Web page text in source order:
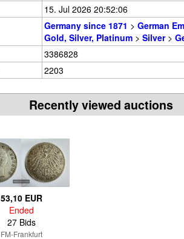
15. Jul 2026 20:52:06
Germany since 1871 > German
Gold, Silver, Platinum > Silver>
3386828
2203
Recently viewed auctions
53,10 EUR
Ended
27 Bids
FM-Frankfurt